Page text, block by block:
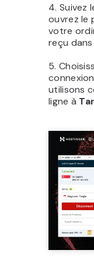
4. Suivez
ouvrez le
votre
reçu
5.
utilisons
ligne à